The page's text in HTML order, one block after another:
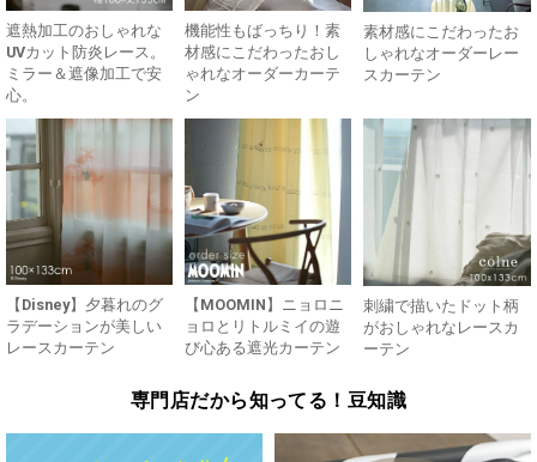
遮熱加工のおしゃれな
UVカット防炎レース。
ミラー＆遮像加工で安
心。
機能性もばっちり！素
材感にこだわったおし
ゃれなオーダーカーテ
ン
素材感にこだわったお
しゃれなオーダーレー
スカーテン
【Disney】夕暮れのグ
ラデーションが美しい
レースカーテン
【MOOMIN】ニョロニ
ョロとリトルミイの遊
び心ある遮光カーテン
刺繍で描いたドット柄
がおしゃれなレースカ
ーテン
専門店だから知ってる！豆知識